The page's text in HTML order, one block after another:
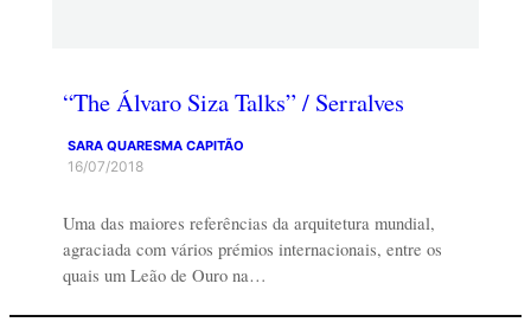
“The Álvaro Siza Talks” / Serralves
SARA QUARESMA CAPITÃO
16/07/2018
Uma das maiores referências da arquitetura mundial,
agraciada com vários prémios internacionais, entre os
quais um Leão de Ouro na…